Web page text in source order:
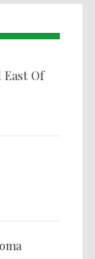
East Of